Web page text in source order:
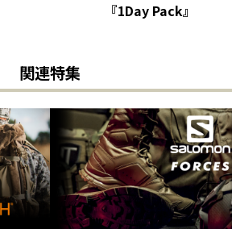
『1Day Pack』
関連特集